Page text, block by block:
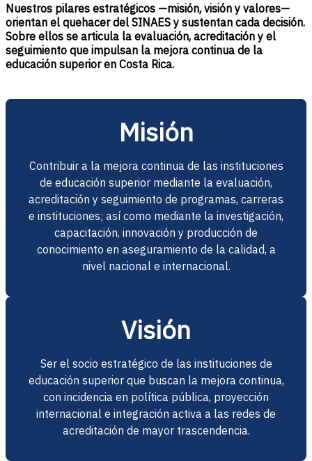
Nuestros pilares estratégicos —misión, visión y valores—
orientan el quehacer del SINAES y sustentan cada decisión.
Sobre ellos se articula la evaluación, acreditación y el
seguimiento que impulsan la mejora continua de la
educación superior en Costa Rica.
Misión
Contribuir a la mejora continua de las instituciones
de educación superior mediante la evaluación,
acreditación y seguimiento de programas, carreras
e instituciones; así como mediante la investigación,
capacitación, innovación y producción de
conocimiento en aseguramiento de la calidad, a
nivel nacional e internacional.
Visión
Ser el socio estratégico de las instituciones de
educación superior que buscan la mejora continua,
con incidencia en política pública, proyección
internacional e integración activa a las redes de
acreditación de mayor trascendencia.